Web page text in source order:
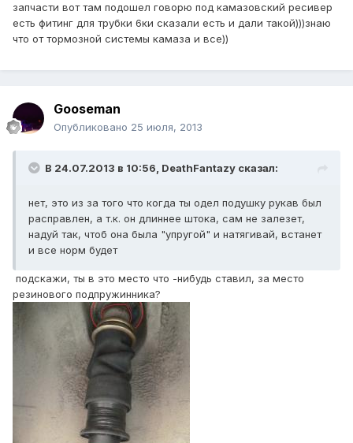
запчасти вот там подошел говорю под камазовский ресивер
есть фитинг для трубки 6ки сказали есть и дали такой)))знаю
что от тормозной системы камаза и все))
Gooseman
Опубликовано 25 июля, 2013
В 24.07.2013 в 10:56, DeathFantazy сказал:
нет, это из за того что когда ты одел подушку рукав был
расправлен, а т.к. он длиннее штока, сам не залезет,
надуй так, чтоб она была "упругой" и натягивай, встанет
и все норм будет
подскажи, ты в это место что -нибудь ставил, за место
резинового подпружинника?